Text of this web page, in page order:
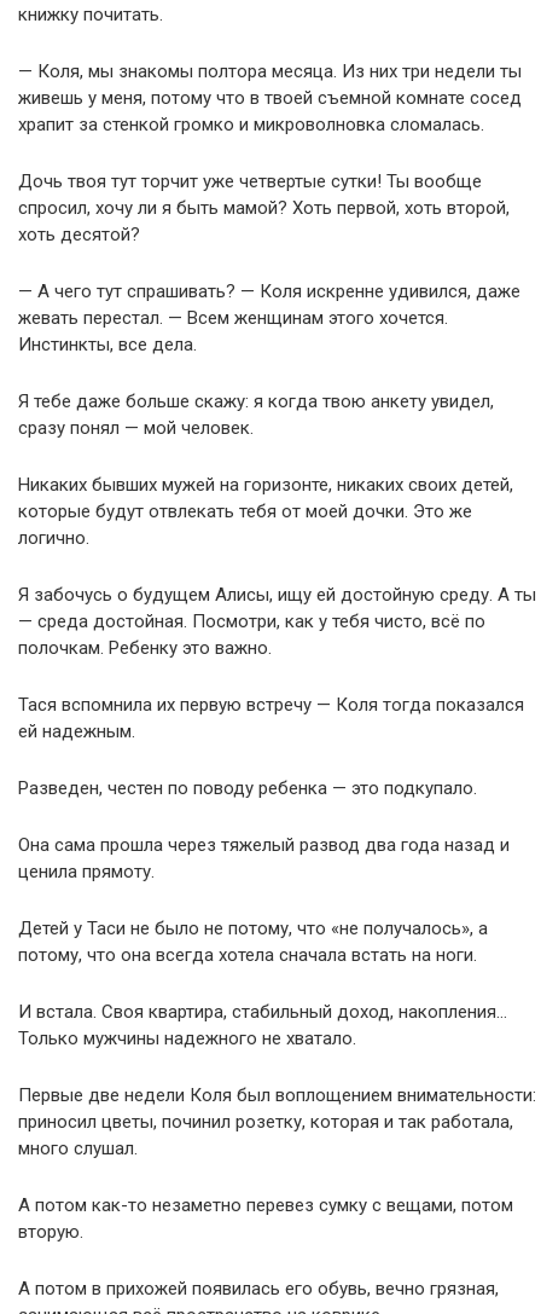
книжку почитать.
— Коля, мы знакомы полтора месяца. Из них три недели ты
живешь у меня, потому что в твоей съемной комнате сосед
храпит за стенкой громко и микроволновка сломалась.
Дочь твоя тут торчит уже четвертые сутки! Ты вообще
спросил, хочу ли я быть мамой? Хоть первой, хоть второй,
хоть десятой?
— А чего тут спрашивать? — Коля искренне удивился, даже
жевать перестал. — Всем женщинам этого хочется.
Инстинкты, все дела.
Я тебе даже больше скажу: я когда твою анкету увидел,
сразу понял — мой человек.
Никаких бывших мужей на горизонте, никаких своих детей,
которые будут отвлекать тебя от моей дочки. Это же
логично.
Я забочусь о будущем Алисы, ищу ей достойную среду. А ты
— среда достойная. Посмотри, как у тебя чисто, всё по
полочкам. Ребенку это важно.
Тася вспомнила их первую встречу — Коля тогда показался
ей надежным.
Разведен, честен по поводу ребенка — это подкупало.
Она сама прошла через тяжелый развод два года назад и
ценила прямоту.
Детей у Таси не было не потому, что «не получалось», а
потому, что она всегда хотела сначала встать на ноги.
И встала. Своя квартира, стабильный доход, накопления…
Только мужчины надежного не хватало.
Первые две недели Коля был воплощением внимательности:
приносил цветы, починил розетку, которая и так работала,
много слушал.
А потом как-то незаметно перевез сумку с вещами, потом
вторую.
А потом в прихожей появилась его обувь, вечно грязная,